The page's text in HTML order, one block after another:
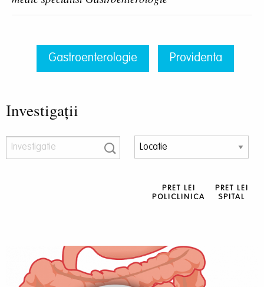
Gastroenterologie Providenta
Investigații
PRET LEI
POLICLINICA
PRET LEI
SPITAL